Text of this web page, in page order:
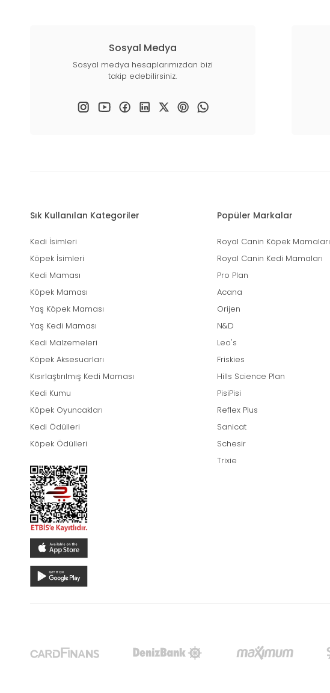
Sosyal Medya
Sosyal medya hesaplarımızdan bizi
takip edebilirsiniz.
Sık Kullanılan Kategoriler
Kedi İsimleri
Köpek İsimleri
Kedi Maması
Köpek Maması
Yaş Köpek Maması
Yaş Kedi Maması
Kedi Malzemeleri
Köpek Aksesuarları
Kısırlaştırılmış Kedi Maması
Kedi Kumu
Köpek Oyuncakları
Kedi Ödülleri
Köpek Ödülleri
Popüler Markalar
Royal Canin Köpek Mamaları
Royal Canin Kedi Mamaları
Pro Plan
Acana
Orijen
N&D
Leo's
Friskies
Hills Science Plan
PisiPisi
Reflex Plus
Sanicat
Schesir
Trixie